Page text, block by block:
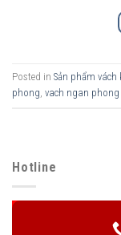
Posted in Sản phẩm vách
phong vach ngan phong
Hotline